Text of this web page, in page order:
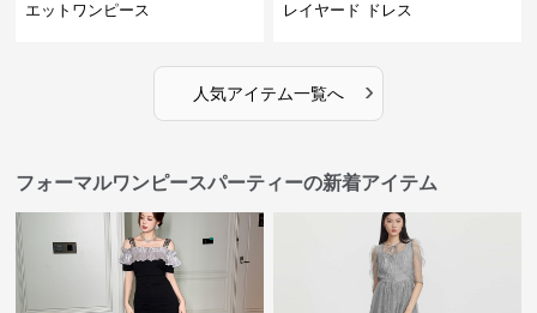
エットワンピース
レイヤード ドレス
人気アイテム一覧へ ›
フォーマルワンピースパーティーの新着アイテム